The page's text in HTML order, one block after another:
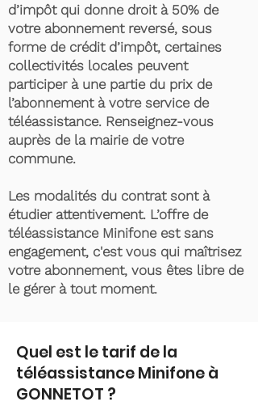
d’impôt qui donne droit à 50% de
votre abonnement reversé, sous
forme de crédit d’impôt, certaines
collectivités locales peuvent
participer à une partie du prix de
l’abonnement à votre service de
téléassistance. Renseignez-vous
auprès de la mairie de votre
commune.
Les modalités du contrat sont à
étudier attentivement. L’offre de
téléassistance Minifone est sans
engagement, c'est vous qui maîtrisez
votre abonnement, vous êtes libre de
le gérer à tout moment.
Quel est le tarif de la
téléassistance Minifone à
GONNETOT ?